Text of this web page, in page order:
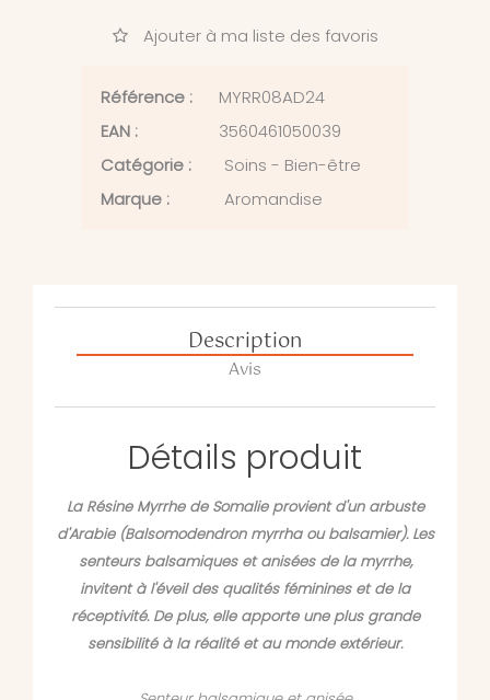
Ajouter à ma liste des favoris
Référence :
MYRR08AD24
EAN :
3560461050039
Catégorie :
Soins - Bien-être
Marque :
Aromandise
Description
Avis
Détails produit
La Résine Myrrhe de Somalie provient d'un arbuste
d'Arabie (Balsomodendron myrrha ou balsamier). Les
senteurs balsamiques et anisées de la myrrhe,
invitent à l'éveil des qualités féminines et de la
réceptivité. De plus, elle apporte une plus grande
sensibilité à la réalité et au monde extérieur.